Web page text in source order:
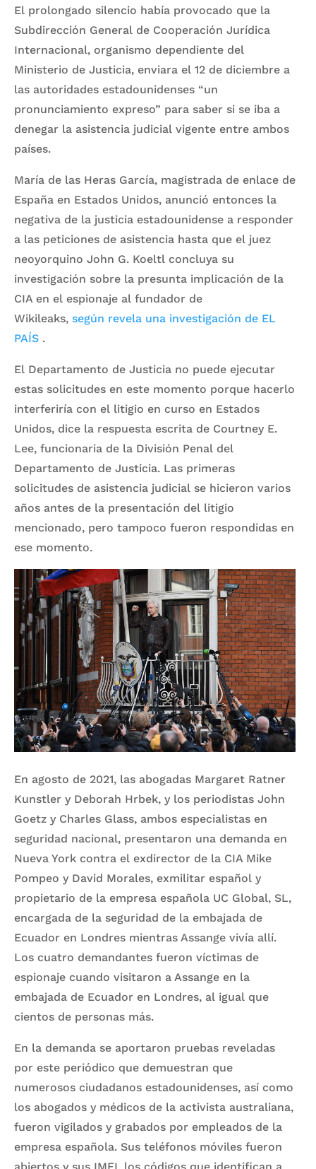
El prolongado silencio había provocado que la
Subdirección General de Cooperación Jurídica
Internacional, organismo dependiente del
Ministerio de Justicia, enviara el 12 de diciembre a
las autoridades estadounidenses “un
pronunciamiento expreso” para saber si se iba a
denegar la asistencia judicial vigente entre ambos
países.
María de las Heras García, magistrada de enlace de
España en Estados Unidos, anunció entonces la
negativa de la justicia estadounidense a responder
a las peticiones de asistencia hasta que el juez
neoyorquino John G. Koeltl concluya su
investigación sobre la presunta implicación de la
CIA en el espionaje al fundador de
Wikileaks, según revela una investigación de EL
PAÍS .
El Departamento de Justicia no puede ejecutar
estas solicitudes en este momento porque hacerlo
interferiría con el litigio en curso en Estados
Unidos, dice la respuesta escrita de Courtney E.
Lee, funcionaria de la División Penal del
Departamento de Justicia. Las primeras
solicitudes de asistencia judicial se hicieron varios
años antes de la presentación del litigio
mencionado, pero tampoco fueron respondidas en
ese momento.
En agosto de 2021, las abogadas Margaret Ratner
Kunstler y Deborah Hrbek, y los periodistas John
Goetz y Charles Glass, ambos especialistas en
seguridad nacional, presentaron una demanda en
Nueva York contra el exdirector de la CIA Mike
Pompeo y David Morales, exmilitar español y
propietario de la empresa española UC Global, SL,
encargada de la seguridad de la embajada de
Ecuador en Londres mientras Assange vivía allí.
Los cuatro demandantes fueron víctimas de
espionaje cuando visitaron a Assange en la
embajada de Ecuador en Londres, al igual que
cientos de personas más.
En la demanda se aportaron pruebas reveladas
por este periódico que demuestran que
numerosos ciudadanos estadounidenses, así como
los abogados y médicos de la activista australiana,
fueron vigilados y grabados por empleados de la
empresa española. Sus teléfonos móviles fueron